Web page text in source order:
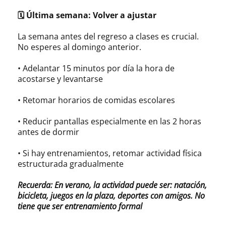
🗓 Última semana: Volver a ajustar
La semana antes del regreso a clases es crucial.
No esperes al domingo anterior.
• Adelantar 15 minutos por día la hora de
acostarse y levantarse
• Retomar horarios de comidas escolares
• Reducir pantallas especialmente en las 2 horas
antes de dormir
• Si hay entrenamientos, retomar actividad física
estructurada gradualmente
Recuerda: En verano, la actividad puede ser: natación,
bicicleta, juegos en la plaza, deportes con amigos. No
tiene que ser entrenamiento formal